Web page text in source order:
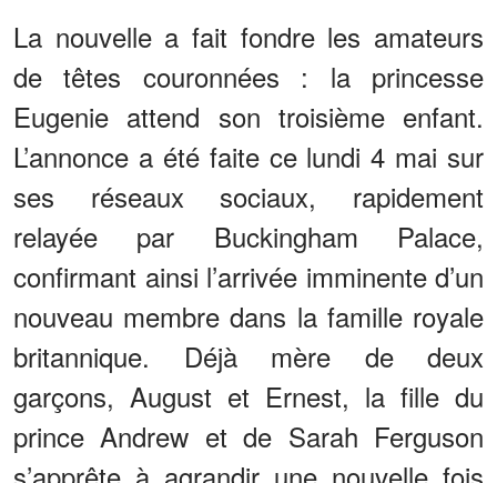
La nouvelle a fait fondre les amateurs
de têtes couronnées : la princesse
Eugenie attend son troisième enfant.
L’annonce a été faite ce lundi 4 mai sur
ses réseaux sociaux, rapidement
relayée par Buckingham Palace,
confirmant ainsi l’arrivée imminente d’un
nouveau membre dans la famille royale
britannique. Déjà mère de deux
garçons, August et Ernest, la fille du
prince Andrew et de Sarah Ferguson